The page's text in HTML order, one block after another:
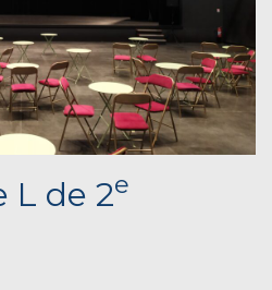
L de 2e